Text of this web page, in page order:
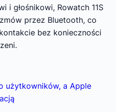
i głośnikowi, Rowatch 11S
przez Bluetooth, co
bez konieczności
użytkowników, a Apple